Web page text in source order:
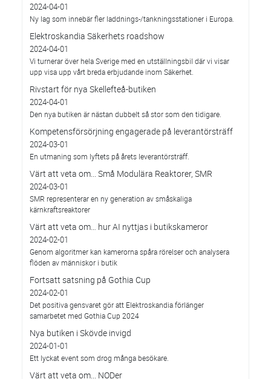
2024-04-01
Ny lag som innebär fler laddnings-/tankningsstationer i Europa.
Elektroskandia Säkerhets roadshow
2024-04-01
Vi turnerar över hela Sverige med en utställningsbil där vi visar
upp visa upp vårt breda erbjudande inom Säkerhet.
Rivstart för nya Skellefteå-butiken
2024-04-01
Den nya butiken är nästan dubbelt så stor som den tidigare.
Kompetensförsörjning engagerade på leverantörsträff
2024-03-01
En utmaning som lyftets på årets leverantörsträff.
Värt att veta om... Små Modulära Reaktorer, SMR
2024-03-01
SMR representerar en ny generation av småskaliga
kärnkraftsreaktorer
Värt att veta om… hur AI nyttjas i butikskameror
2024-02-01
Genom algoritmer kan kamerorna spåra rörelser och analysera
flöden av människor i butik
Fortsatt satsning på Gothia Cup
2024-02-01
Det positiva gensvaret gör att Elektroskandia förlänger
samarbetet med Gothia Cup 2024
Nya butiken i Skövde invigd
2024-01-01
Ett lyckat event som drog många besökare.
Värt att veta om... NODer